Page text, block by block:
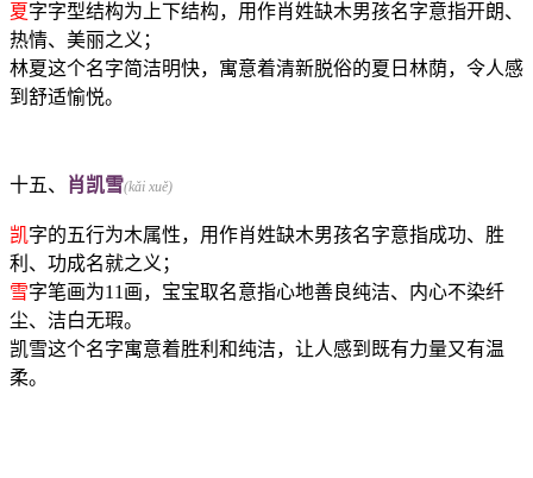
夏字字型结构为上下结构，用作肖姓缺木男孩名字意指开朗、
热情、美丽之义；
林夏这个名字简洁明快，寓意着清新脱俗的夏日林荫，令人感
到舒适愉悦。
十五、 肖凯雪(kǎi xuě)
凯字的五行为木属性，用作肖姓缺木男孩名字意指成功、胜
利、功成名就之义；
雪字笔画为11画，宝宝取名意指心地善良纯洁、内心不染纤
尘、洁白无瑕。
凯雪这个名字寓意着胜利和纯洁，让人感到既有力量又有温
柔。